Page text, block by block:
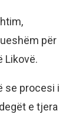
për
Likovë.
se procesi i
e tjera